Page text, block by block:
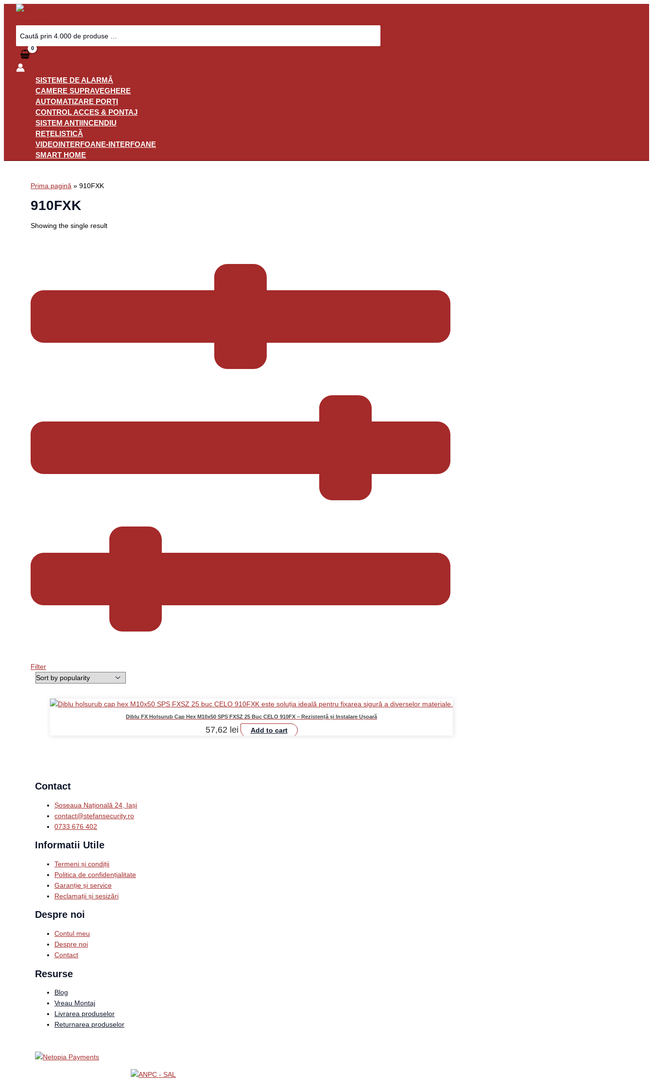
Skip
content
Search
for:
SISTEME DE ALARMĂ
CAMERE SUPRAVEGHERE
AUTOMATIZARE PORȚI
CONTROL ACCES & PONTAJ
SISTEM ANTIINCENDIU
REȚELISTICĂ
VIDEOINTERFOANE-INTERFOANE
SMART HOME
Prima pagină » 910FXK
910FXK
Showing the single result
Filter
Diblu FX Holsurub Cap Hex M10x50 SPS FXSZ 25 Buc CELO 910FX – Rezistență și Instalare Ușoară
57,62 lei Add to cart
Contact
Șoseaua Națională 24, Iași
contact@stefansecurity.ro
0733 676 402
Informatii Utile
Termeni și condiții
Politica de confidențialitate
Garanție și service
Reclamații și sesizări
Despre noi
Contul meu
Despre noi
Contact
Resurse
Blog
Vreau Montaj
Livrarea produselor
Returnarea produselor